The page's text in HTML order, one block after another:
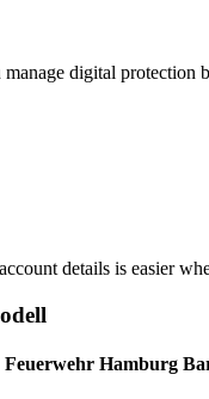
digital protection
details is easier
Hamburg